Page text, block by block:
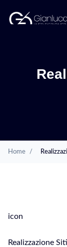
Home /
icon
Realizzazione